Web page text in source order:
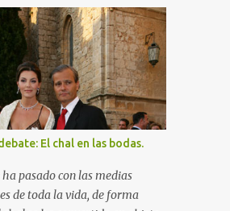
El chal en las bodas.
pasado con las medias
de toda la vida, de forma